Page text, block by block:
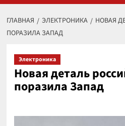
ГЛАВНАЯ ЭЛЕКТРОНИКА
НОВАЯ
ПОРАЗИЛА ЗАПАД
Электроника
Новая деталь
поразила Запад